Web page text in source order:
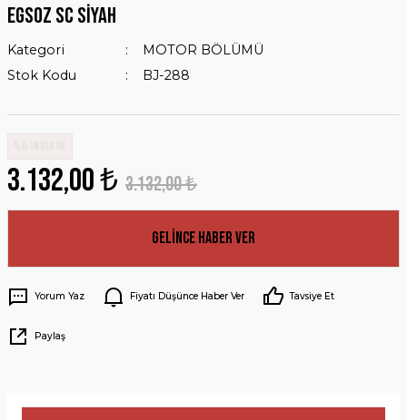
EGSOZ SC SİYAH
Kategori
MOTOR BÖLÜMÜ
Stok Kodu
BJ-288
3.132,00 ₺ 3.132,00 ₺
Gelince Haber Ver
Yorum Yaz Fiyatı Düşünce Haber Ver Tavsiye Et
Paylaş